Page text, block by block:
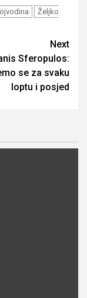
Željko
Next
Sferopulos:
se za svaku
loptu i posjed